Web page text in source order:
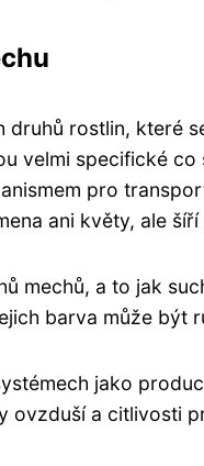
druhů rostlin, které
velmi specifické
pro
ani květy, ale
mechů, a to jak
barva může být
jako
ovzduší a citlivosti